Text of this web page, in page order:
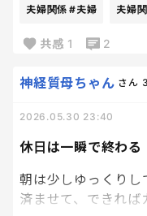
全然面白さがわか
逆に私がスマホで見
旦那は微妙な顔をし
笑いのツボだけは全
それなのに何年も
よね〜
夫婦関係 #夫婦 夫婦
共感 1 2
休日は一瞬で終わる
神経質母ちゃん さん
2026.05.30 23:40
朝は少しゆっくりし
済ませて、できれば